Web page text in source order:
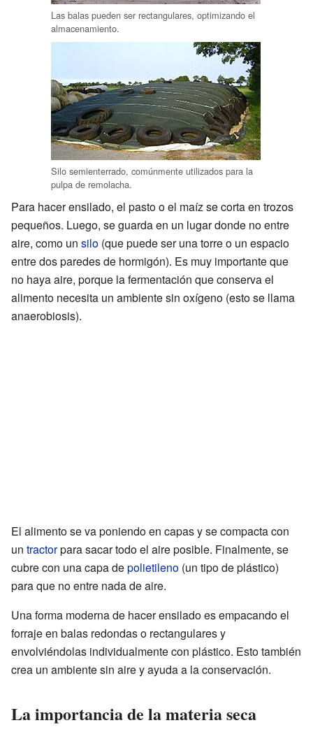
Las balas pueden ser rectangulares, optimizando el
almacenamiento.
Silo semienterrado, comúnmente utilizados para la
pulpa de remolacha.
Para hacer ensilado, el pasto o el maíz se corta en trozos
pequeños. Luego, se guarda en un lugar donde no entre
aire, como un silo (que puede ser una torre o un espacio
entre dos paredes de hormigón). Es muy importante que
no haya aire, porque la fermentación que conserva el
alimento necesita un ambiente sin oxígeno (esto se llama
anaerobiosis).
El alimento se va poniendo en capas y se compacta con
un tractorpara sacar todo el aire posible. Finalmente, se
cubre con una capa depolietileno (un tipo de plástico)
para que no entre nada de aire.
Una forma moderna de hacer ensilado es empacando el
forraje en balas redondas o rectangulares y
envolviéndolas individualmente con plástico. Esto también
crea un ambiente sin aire y ayuda a la conservación.
La importancia de la materia seca